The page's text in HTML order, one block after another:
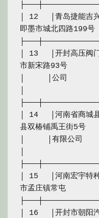
│ 12　 │青岛捷能吉
即墨市城北四路199号
│ 13　 │开封高压阀
市新宋路93号　　　　
│　　
│ 14　 │河南省商城
县双椿铺禹王街5号　
│　　　│
│ 15　 │河南宏宇特
市孟庄镇常屯　　　　
│ 16　 │开封市朝阳